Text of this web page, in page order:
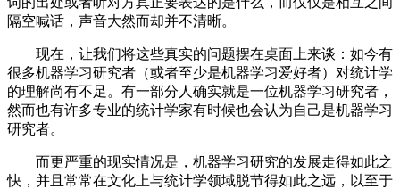
隔空喊话，声音大然而却并不清晰。
现在，让我们将这些真实的问题摆在桌面上来谈：如今有
很多机器学习研究者（或者至少是机器学习爱好者）对统计学
的理解尚有不足。有一部分人确实就是一位机器学习研究者，
然而也有许多专业的统计学家有时候也会认为自己是机器学习
研究者。
而更严重的现实情况是，机器学习研究的发展走得如此之
快，并且常常在文化上与统计学领域脱节得如此之远，以至于